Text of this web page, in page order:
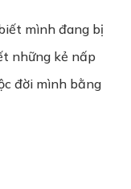
mình đang bị
những kẻ nấp
đời mình bằng